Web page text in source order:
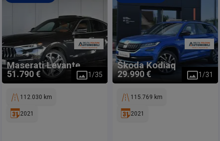
Maserati Levante
51.790 € 1 /35
112.030 km
2021
Škoda Kodiaq
29.990 € 1 /31
115.769 km
2021